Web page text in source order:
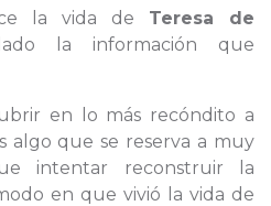
la vida de Teresa de
la información que
en lo más recóndito a
algo que se reserva a muy
intentar reconstruir la
en que vivió la vida de